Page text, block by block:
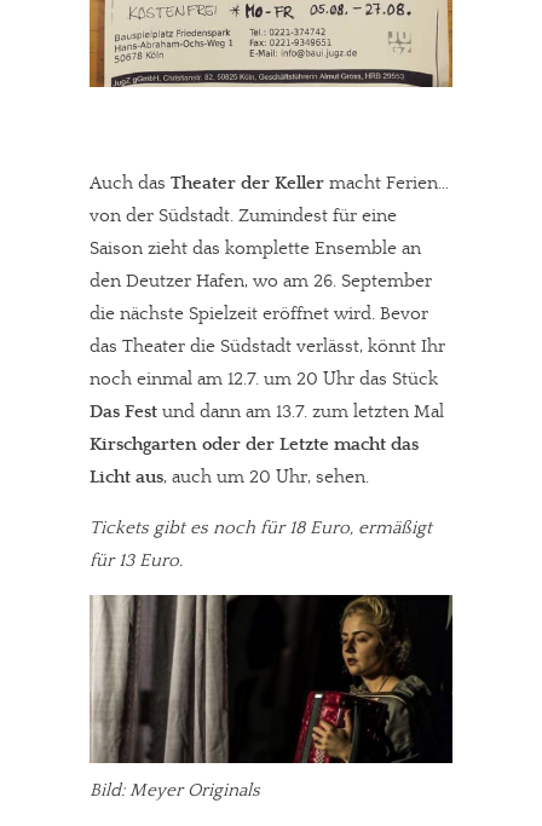
Auch das Theater der Keller macht Ferien…
von der Südstadt. Zumindest für eine
Saison zieht das komplette Ensemble an
den Deutzer Hafen, wo am 26. September
die nächste Spielzeit eröffnet wird. Bevor
das Theater die Südstadt verlässt, könnt Ihr
noch einmal am 12.7. um 20 Uhr das Stück
Das Fest und dann am 13.7. zum letzten Mal
Kirschgarten oder der Letzte macht das
Licht aus, auch um 20 Uhr, sehen.
Tickets gibt es noch für 18 Euro, ermäßigt
für 13 Euro.
Bild: Meyer Originals